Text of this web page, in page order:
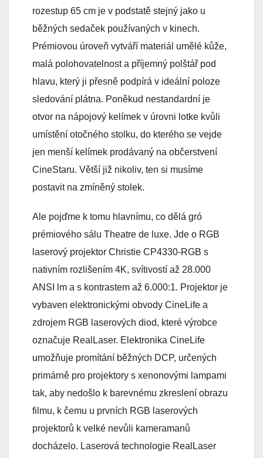
rozestup 65 cm je v podstatě stejný jako u
běžných sedaček používaných v kinech.
Prémiovou úroveň vytváří materiál umělé kůže,
malá polohovatelnost a příjemný polštář pod
hlavu, který ji přesně podpírá v ideální poloze
sledování plátna. Poněkud nestandardní je
otvor na nápojový kelímek v úrovni lotke kvůli
umístění otočného stolku, do kterého se vejde
jen menší kelímek prodávaný na občerstvení
CineStaru. Větší již nikoliv, ten si musíme
postavit na zmíněný stolek.
Ale pojďme k tomu hlavnímu, co dělá gró
prémiového sálu Theatre de luxe. Jde o RGB
laserový projektor Christie CP4330-RGB s
nativním rozlišením 4K, svítivostí až 28.000
ANSI lm a s kontrastem až 6.000:1. Projektor je
vybaven elektronickými obvody CineLife a
zdrojem RGB laserových diod, které výrobce
označuje RealLaser. Elektronika CineLife
umožňuje promítání běžných DCP, určených
primárně pro projektory s xenonovými lampami
tak, aby nedošlo k barevnému zkreslení obrazu
filmu, k čemu u prvních RGB laserových
projektorů k velké nevůli kameramanů
docházelo. Laserová technologie RealLaser